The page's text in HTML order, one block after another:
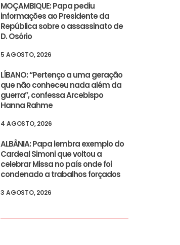
MOÇAMBIQUE: Papa pediu
informações ao Presidente da
República sobre o assassinato de
D. Osório
5 AGOSTO, 2026
LÍBANO: “Pertenço a uma geração
que não conheceu nada além da
guerra”, confessa Arcebispo
Hanna Rahme
4 AGOSTO, 2026
ALBÂNIA: Papa lembra exemplo do
Cardeal Simoni que voltou a
celebrar Missa no país onde foi
condenado a trabalhos forçados
3 AGOSTO, 2026